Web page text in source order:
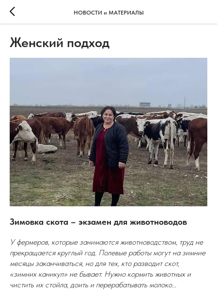
НОВОСТИ и МАТЕРИАЛЫ
Женский подход
Зимовка скота – экзамен для животноводов
У фермеров, которые занимаются животноводством, труд не
прекращается круглый год. Полевые работы могут на зимние
месяцы заканчиваться, но для тех, кто разводит скот,
«зимних каникул» не бывает. Нужно кормить животных и
чистить их стойла, доить и перерабатывать молоко...